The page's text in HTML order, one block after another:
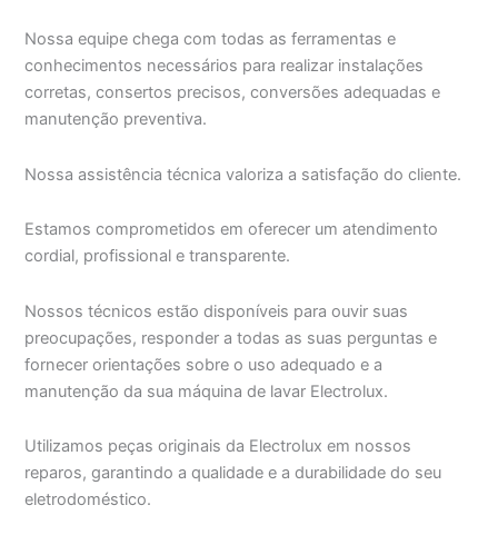
Nossa equipe chega com todas as ferramentas e
conhecimentos necessários para realizar instalações
corretas, consertos precisos, conversões adequadas e
manutenção preventiva.
Nossa assistência técnica valoriza a satisfação do cliente.
Estamos comprometidos em oferecer um atendimento
cordial, profissional e transparente.
Nossos técnicos estão disponíveis para ouvir suas
preocupações, responder a todas as suas perguntas e
fornecer orientações sobre o uso adequado e a
manutenção da sua máquina de lavar Electrolux.
Utilizamos peças originais da Electrolux em nossos
reparos, garantindo a qualidade e a durabilidade do seu
eletrodoméstico.